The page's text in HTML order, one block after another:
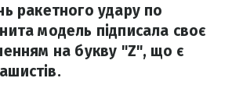
ракетного удару по
модель підписала своє
на букву "Z", що є